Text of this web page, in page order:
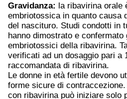
Gravidanza: la ribavirina orale
embriotossica in quanto causa
del nascituro. Studi condotti in
hanno dimostrato e
embriotossici della ribavirina.
verificati ad un dosaggio pari a
raccomandata di ribavirina.
Le donne in età fertile devono
forme sicure di
con ribavirina può iniziare solo